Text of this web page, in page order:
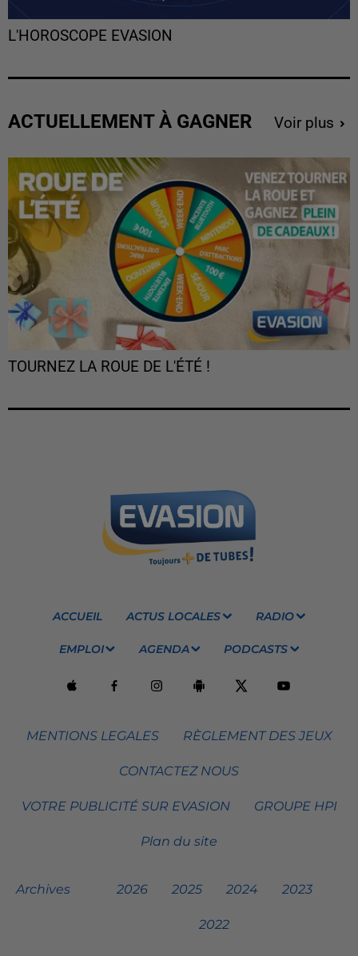
L'HOROSCOPE EVASION
ACTUELLEMENT À GAGNER Voir plus
TOURNEZ LA ROUE DE L'ÉTÉ !
ACCUEIL ACTUS LOCALES RADIO
EMPLOI AGENDA PODCASTS
MENTIONS LEGALES RÈGLEMENT DES JEUX
CONTACTEZ NOUS
VOTRE PUBLICITÉ SUR EVASION GROUPE HPI
Plan du site
Archives 2026 2025 2024 2023
2022